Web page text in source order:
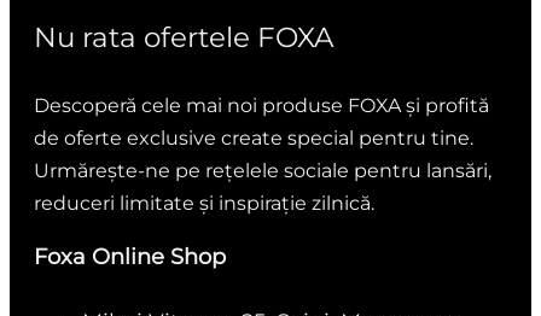
Nu rata ofertele FOXA
Descoperă cele mai noi produse FOXA și profită
de oferte exclusive create special pentru tine.
Urmărește-ne pe rețelele sociale pentru lansări,
reduceri limitate și inspirație zilnică.
Foxa Online Shop